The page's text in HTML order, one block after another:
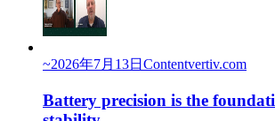
~2026年7月13日 Contentvertiv.com
Battery precision is the